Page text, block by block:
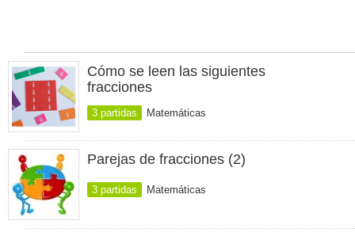
Cómo se leen las siguientes
fracciones
3 partidas Matemáticas
Parejas de fracciones (2)
3 partidas Matemáticas